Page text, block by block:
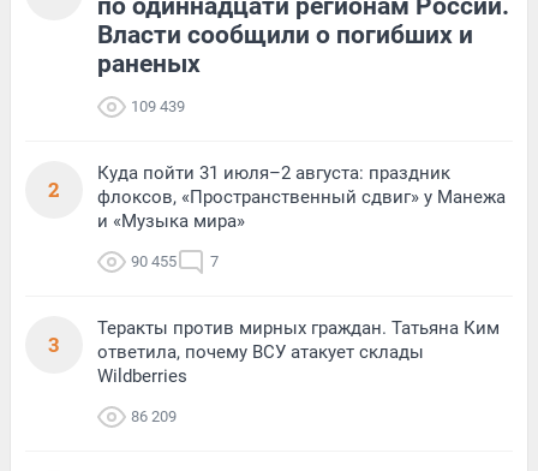
по одиннадцати регионам России.
Власти сообщили о погибших и
раненых
109 439
2
Куда пойти 31 июля–2 августа: праздник
флоксов, «Пространственный сдвиг» у Манежа
и «Музыка мира»
90 455 7
3
Теракты против мирных граждан. Татьяна Ким
ответила, почему ВСУ атакует склады
Wildberries
86 209